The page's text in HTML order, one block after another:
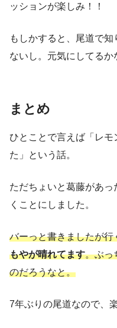
ッションが楽しみ！！
もしかすると、尾道で
ないし。元気にしてるか
まとめ
ひとことで言えば「レモ
た」という話。
ただちょいと葛藤があ
くことにしました。
バーっと書きましたが
もやが晴れてます。ぶっ
のだろうなと。
7年ぶりの尾道なので、